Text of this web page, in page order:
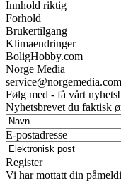
Innhold riktig
Forhold
Brukertilgang
Klimaendringer
BoligHobby.com
Norge Media
service@norgemedia.com
Følg med - få vårt
Nyhetsbrevet du faktisk
E-postadresse
Register
Vi har mottatt din